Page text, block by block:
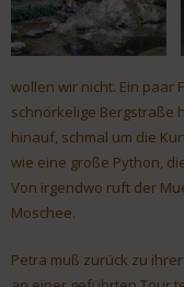
wollen wir nicht. Ein paar
schnörkelige Bergstraße
hinauf, schmal um die
wie eine große Python,
Von irgendwo ruft der
Moschee.
Petra muß zurück zu